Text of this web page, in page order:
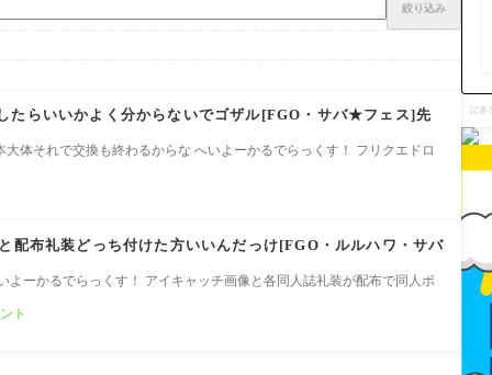
絞り込み
たらいいかよく分からないでゴザル[FGO・サバ★フェス]先
体それで交換も終わるからな へいよーかるでらっくす！ フリクエドロ
配布礼装どっち付けた方いいんだっけ[FGO・ルルハワ・サバ
よーかるでらっくす！ アイキャッチ画像と各同人誌礼装が配布で同人ポ
ト
を
検